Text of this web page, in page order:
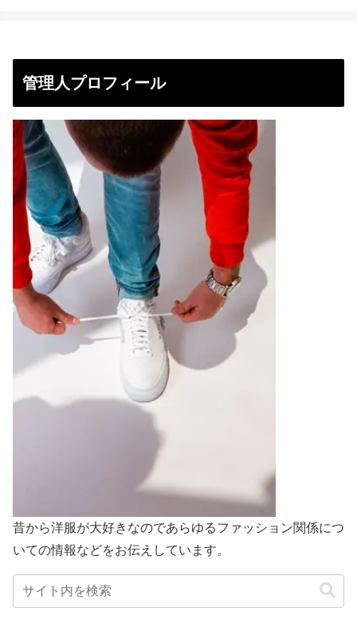
管理人プロフィール
昔から洋服が大好きなのであらゆるファッション関係につ
いての情報などをお伝えしています。